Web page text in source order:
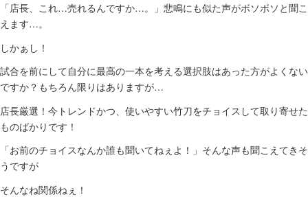
「店長、これ…売れるんですか…。」悲鳴にも似た声がボソボソと聞こ
えます…。
しかぁし！
試合を前にして自分に最高の一本を考える選択肢はあった方がよくない
ですか？もちろん限りはありますが…
店長厳選！今トレンドかつ、使いやすい竹刀をチョイスして取り寄せた
ものばかりです！
「お前のチョイスなんか誰も聞いてねぇよ！」そんな声も聞こえてきそ
うですが
そんなね関係ねぇ！